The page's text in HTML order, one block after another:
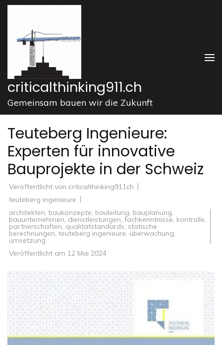
Zum
springen
drücken)
criticalthinking911.ch
Gemeinsam bauen wir die Zukunft
Teuteberg Ingenieure:
Experten für innovative
Bauprojekte in der Schweiz
Veröffentlicht von criticalthinking911ch
teuteberg ingenieure
architekten, baukonzepte, bauleitung, bauplanung,
bauunternehmen, dienstleistungen, fachkenntnisse, kontrolle,
partnerschaften, qualitätstandards, statische
berechnungen, teuteberg ingenieure, überwachung,
umsetzung
Veröffentlicht am 12 Mai 2024